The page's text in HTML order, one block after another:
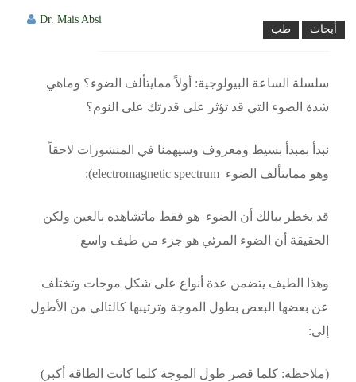
أبحاث طب
Dr. Mais Absi
سلسلة الساعة البيولوجية: أولاً ممايتألف الضوء؟ وماهي
شدة الضوء التي قد تؤثر على قدرتك على النوم؟
نبدأ بمبدأ بسيط ومعروف وسيهمنا في المنشورات لاحقاً
وهو ممايتألف الضوء electromagnetic spectrum):
قد يخطر ببالك أن الضوء هو فقط ماتشاهده بالعين ولكن
الحقيقة أن الضوء المرئي هو جزء من طيف واسع
وهذا الطيف يتضمن عدة أنواع على شكل موجات وتختلف
عن بعضها البعض بطول الموجة وترتيبها كالتالي من الأطول
إلى:
(ملاحظة: كلما قصر طول الموجة كلما كانت الطاقة أكبر)